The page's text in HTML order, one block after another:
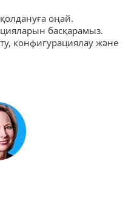
оңай.
басқарамыз.
конфигурациялау және